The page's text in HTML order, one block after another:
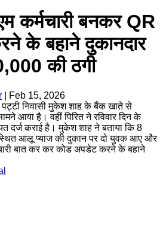
कर्मचारी बनकर QR
के बहाने दुकानदार
की ठगी
Feb 15, 2026
पट्टी निवासी मुकेश शाह के बैंक खाते से
आया है। वहीं पिरित ने रविवार दिन के
दर्ज कराई है। मुकेश शाह ने बताया कि 8
आलू प्याज की दुकान पर दो युवक आए और
बात कर कर कोड अपडेट करने के बहाने